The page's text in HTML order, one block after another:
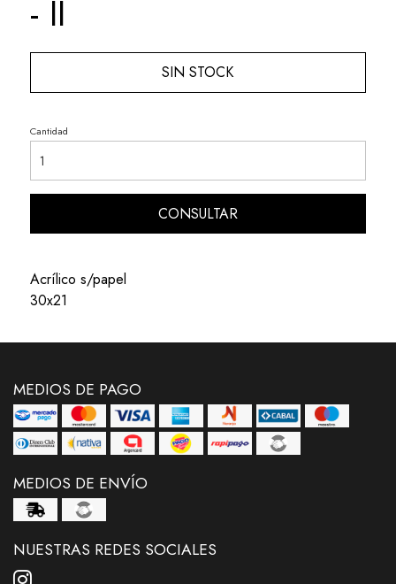
- II
SIN STOCK
Cantidad
CONSULTAR
Acrílico s/papel
30x21
MEDIOS DE PAGO
MEDIOS DE ENVÍO
NUESTRAS REDES SOCIALES